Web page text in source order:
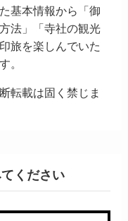
基本情報から「御
法」「寺社の観光
旅を楽しんでいた
。
転載は固く禁じま
ください